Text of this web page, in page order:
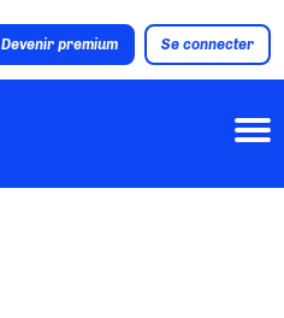
Devenir premium Se connecter